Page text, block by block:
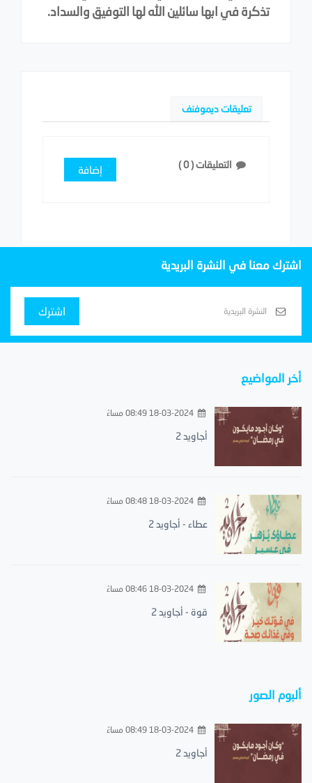
تذكرة في ابها سائلين الله لها التوفيق والسداد.
تعليقات ديموفنف
التعليقات (0
) إضافة
اشترك معنا في النشرة البريدية
اشترك
أخر المواضيع
18-03-2024 08:49 مساءً
أجاويد 2
18-03-2024 08:48 مساءً
عطاء - أجاويد 2
18-03-2024 08:46 مساءً
قوة - أجاويد 2
ألبوم الصور
18-03-2024 08:49 مساءً
أجاويد 2